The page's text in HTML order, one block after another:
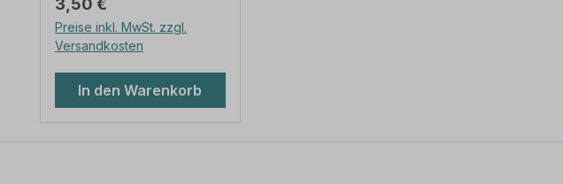
blasenfrei. Bei unseren
Bodenkleber-Sets für
Bewegungspfade liegt
Merkmale dieses
für Aufkleber und
Bodenkleber - vielseitig
3,50 €
Preise inkl. MwSt. zzgl.
Versandkosten
In den Warenkorb